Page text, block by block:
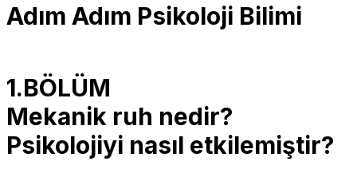
Adım Adım Psikoloji Bilimi
1.BÖLÜM
Mekanik ruh nedir?
Psikolojiyi nasıl etkilemiştir?